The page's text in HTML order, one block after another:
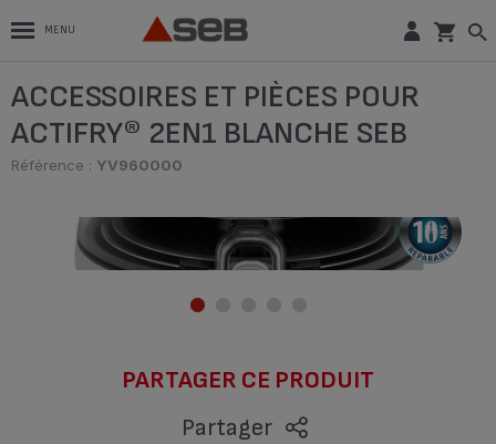
MENU
ACCESSOIRES ET PIÈCES POUR
ACTIFRY® 2EN1 BLANCHE SEB
Référence : YV960000
PARTAGER CE PRODUIT
Partager